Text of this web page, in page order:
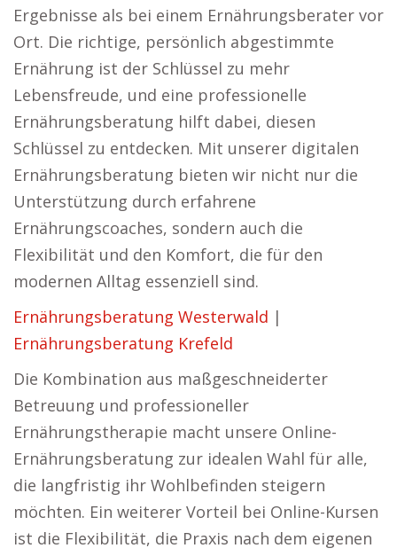
Ergebnisse als bei einem Ernährungsberater vor
Ort. Die richtige, persönlich abgestimmte
Ernährung ist der Schlüssel zu mehr
Lebensfreude, und eine professionelle
Ernährungsberatung hilft dabei, diesen
Schlüssel zu entdecken. Mit unserer digitalen
Ernährungsberatung bieten wir nicht nur die
Unterstützung durch erfahrene
Ernährungscoaches, sondern auch die
Flexibilität und den Komfort, die für den
modernen Alltag essenziell sind.
Ernährungsberatung Westerwald |
Ernährungsberatung Krefeld
Die Kombination aus maßgeschneiderter
Betreuung und professioneller
Ernährungstherapie macht unsere Online-
Ernährungsberatung zur idealen Wahl für alle,
die langfristig ihr Wohlbefinden steigern
möchten. Ein weiterer Vorteil bei Online-Kursen
ist die Flexibilität, die Praxis nach dem eigenen